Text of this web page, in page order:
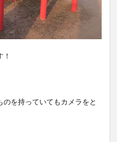
を持っていてもカメラをと